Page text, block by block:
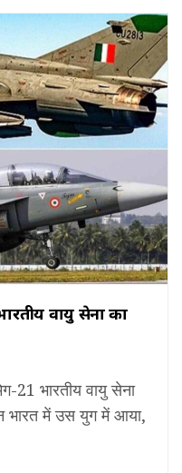
वायु सेना का
भारतीय वायु सेना
भारत में उस युग में आया,